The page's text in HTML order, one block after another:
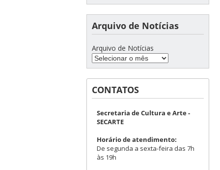
Arquivo de Notícias
Arquivo de Notícias
CONTATOS
Secretaria de Cultura e Arte -
SECARTE
Horário de atendimento:
De segunda a sexta-feira das 7h
às 19h